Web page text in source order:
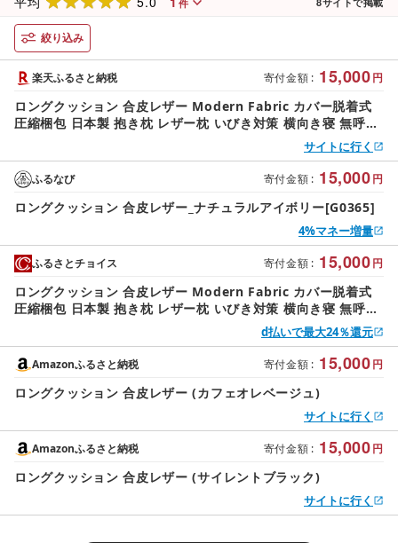
テトロン(R)
件
絞り込み
寄付金額 : 15,000円
楽天ふるさと納税
ロングクッション 合皮レザー Modern Fabric カバー脱着式
圧縮梱包 日本製 抱き枕 レザー枕 いびき対策 横向き寝 無呼吸
症候群 ロング枕 マタニティー 妊婦 介護クッション 新生活 無
地 モダン シンプル 撥水 横向き睡眠 東レ ft(R) テトロン(R)
サイトに行く
寄付金額 : 15,000円
ふるなび
ロングクッション 合皮レザー_ナチュラルアイボリー[G0365]
4%マネー増量
寄付金額 : 15,000円
ふるさとチョイス
ロングクッション 合皮レザー Modern Fabric カバー脱着式
圧縮梱包 日本製 抱き枕 レザー枕 いびき対策 横向き寝 無呼吸
症候群 ロング枕 マタニティー 妊婦 介護クッション 新生活 無
地 モダン シンプル 撥水 フェイクレザー 横向き睡眠 東レ
ft(R) テトロン(R)
d払いで最大24％還元
寄付金額 : 15,000円
Amazonふるさと納税
ロングクッション 合皮レザー (カフェオレベージュ)
サイトに行く
寄付金額 : 15,000円
Amazonふるさと納税
ロングクッション 合皮レザー (サイレントブラック)
サイトに行く